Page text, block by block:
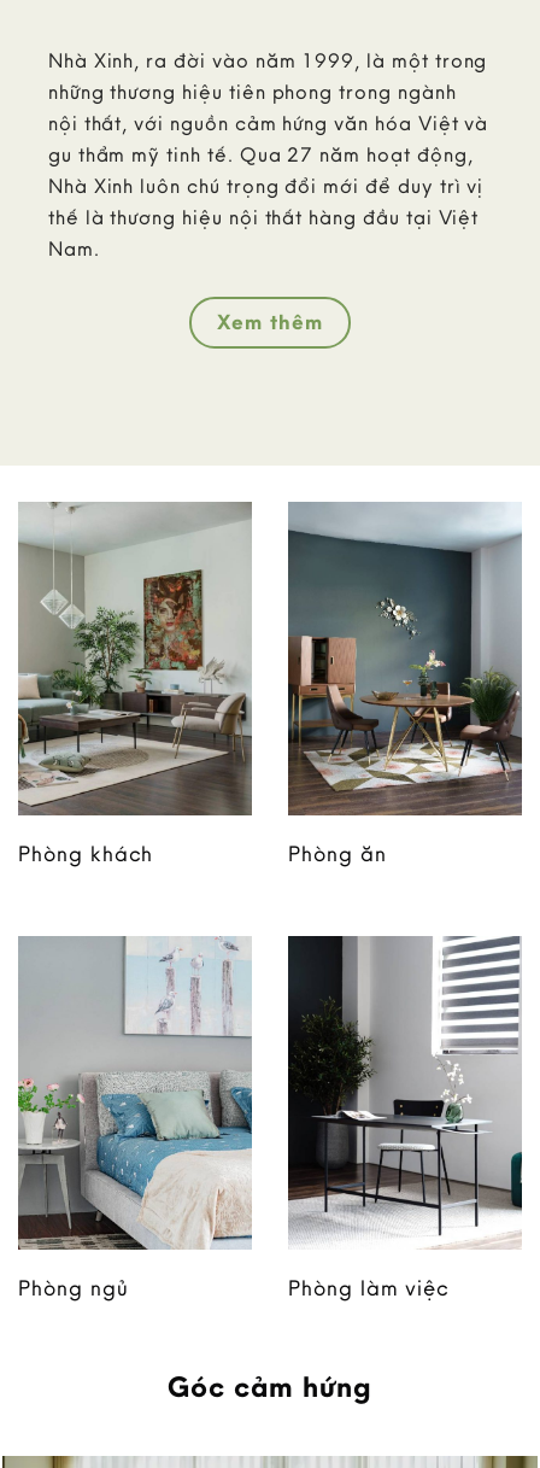
Nhà Xinh, ra đời vào năm 1999, là một trong
những thương hiệu tiên phong trong ngành
nội thất, với nguồn cảm hứng văn hóa Việt và
gu thẩm mỹ tinh tế. Qua 27 năm hoạt động,
Nhà Xinh luôn chú trọng đổi mới để duy trì vị
thế là thương hiệu nội thất hàng đầu tại Việt
Nam.
Xem thêm
Phòng khách Phòng ăn
Phòng ngủ Phòng làm việc
Góc cảm hứng